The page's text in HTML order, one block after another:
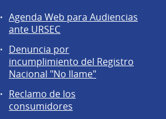
Servicios
comunidad
Agenda Web para Audiencias
ante URSEC
Denuncia por
incumplimiento del Registro
Nacional "No llame"
Reclamo de los
consumidores